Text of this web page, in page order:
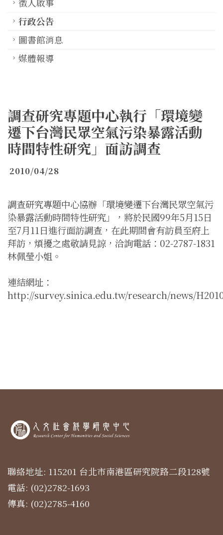
徵人啟事
行政公告
圖書館消息
媒體報導
調查研究專題中心執行「環境變
遷下台灣民眾空氣污染暴露活動
時間特性研究」面訪調查
2010/04/28
調查研究專題中心協辦「環境變遷下台灣民眾空氣污
染暴露活動時間特性研究」，將於民國99年5月15日
至7月11日進行面訪調查，在此期間會有訪員至府上
拜訪，煩擾之處敬請見諒，洽詢電話：02-2787-1831
林佩瑩小姐。
連結網址：
http://survey.sinica.edu.tw/research/news/
聯絡地址: 115201 台北市南港區研究院路二段128號
電話: (02)2782-1693
傳真: (02)2785-4160